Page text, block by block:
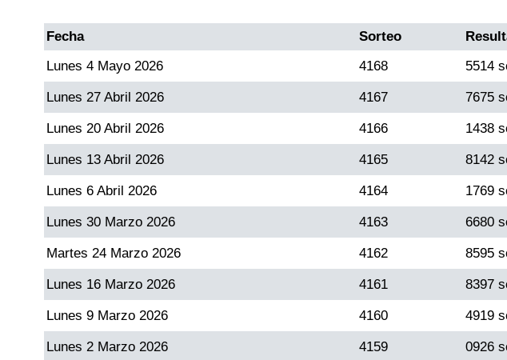
Fecha Sorteo
Lunes 4 Mayo 2026
4168 5514
Lunes 27 Abril 2026 4167 7675
Lunes 20 Abril 2026 4166 1438
Lunes 13 Abril 2026 4165 8142
Lunes 6 Abril 2026 4164 1769
Lunes 30 Marzo 2026 4163 6680
Martes 24 Marzo 2026 4162 8595
Lunes 16 Marzo 2026 4161 8397
Lunes 9 Marzo 2026 4160 4919
Lunes 2 Marzo 2026 4159 0926